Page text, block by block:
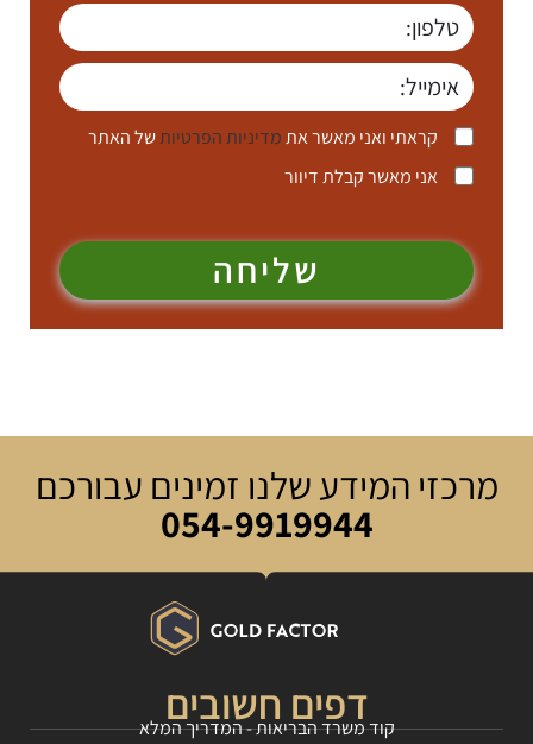
קראתי ואני מאשר אתמדיניות הפרטיותשל האתר
אני מאשר קבלת דיוור
שליחה
מרכזי המידע שלנו זמינים עבורכם
054-9919944
דפים חשובים
קוד משרד הבריאות - המדריך המלא